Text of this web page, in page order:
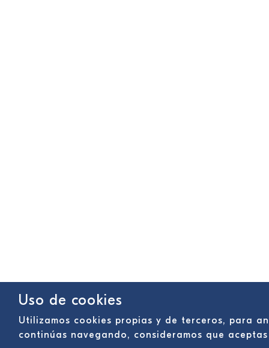
Uso de cookies
Utilizamos cookies propias y de terceros, para
continúas navegando, consideramos que